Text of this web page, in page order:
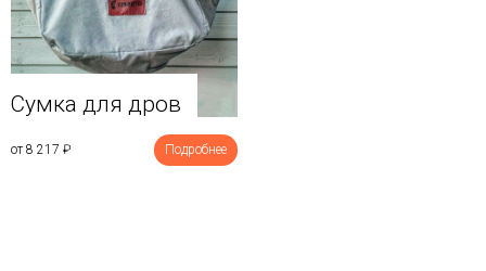
Сумка для дров
от 8 217 ₽ Подробнее